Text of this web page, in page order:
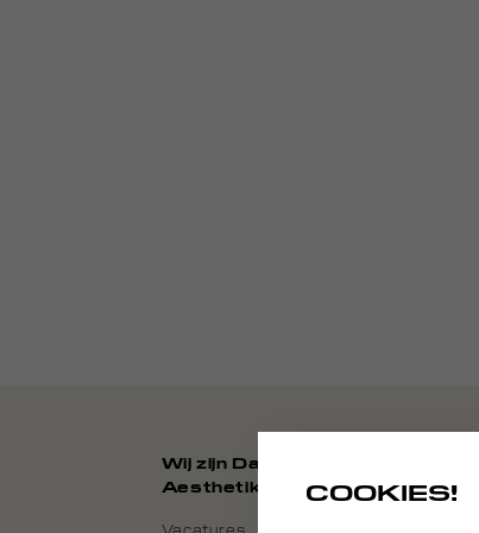
Wij zijn Daily
Aesthetikz
COOKIES!